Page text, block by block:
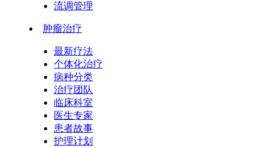
流调管理
肿瘤治疗
最新疗法
个体化治疗
病种分类
治疗团队
临床科室
医生专家
患者故事
护理计划